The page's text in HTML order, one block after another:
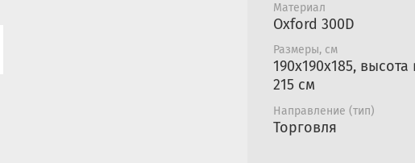
увеличивает
Фиксация узлов
системе без
обеспечивает
козырька
заглушками,
осадков внутрь
Материал
Oxford 300D
Размеры, см
190х190х185, высота
215 см
Направление (тип)
Торговля